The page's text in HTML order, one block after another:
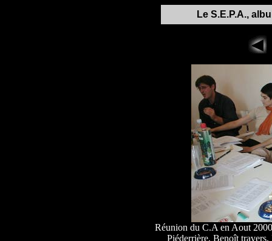
Le S.E.P.A.,
Réunion du C.A en Aout
Piéderrière, Benoît